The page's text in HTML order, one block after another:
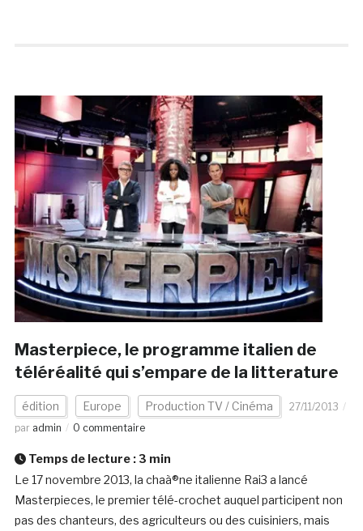
Masterpiece, le programme italien de
téléréalité qui s’empare de la litterature
édition Europe Production TV / Cinéma
27/11/2013
par admin 0 commentaire
Temps de lecture : 3 min
Le 17 novembre 2013, la chaà®ne italienne Rai3 a lancé
Masterpieces, le premier télé-crochet auquel participent non
pas des chanteurs, des agriculteurs ou des cuisiniers, mais